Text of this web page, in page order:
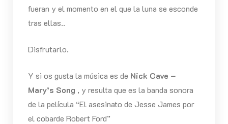
fueran y el momento en el que la luna se esconde
tras ellas..
Disfrutarlo.
Y si os gusta la música es de Nick Cave –
Mary’s Song , y resulta que es la banda sonora
de la película “El asesinato de Jesse James por
el cobarde Robert Ford”